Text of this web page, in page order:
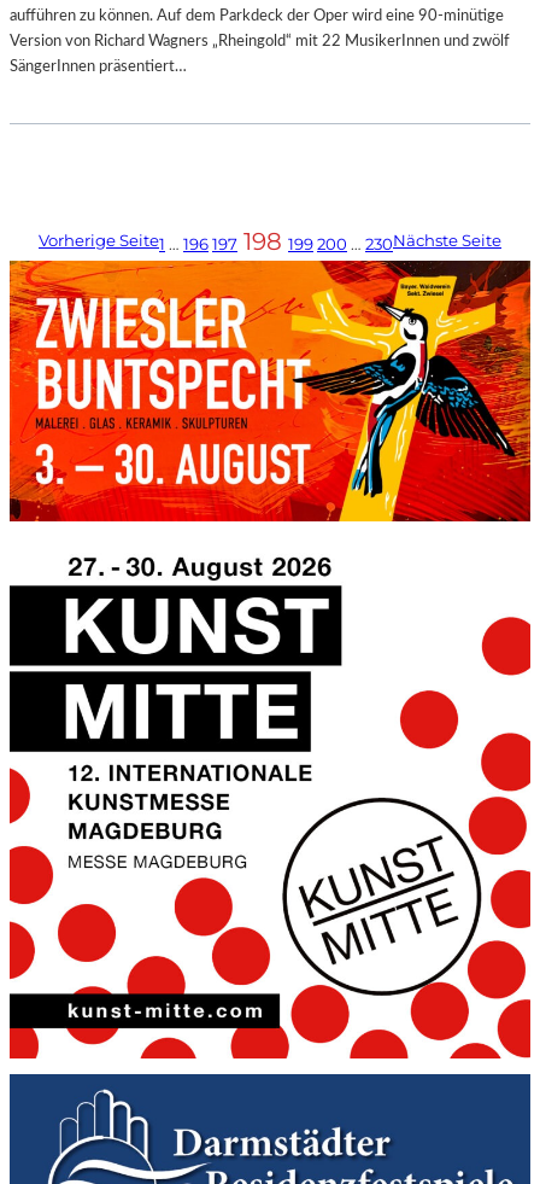
aufführen zu können. Auf dem Parkdeck der Oper wird eine 90-minütige
Version von Richard Wagners „Rheingold“ mit 22 MusikerInnen und zwölf
SängerInnen präsentiert…
Vorherige Seite1 … 196197 198 199200 … 230Nächste Seite